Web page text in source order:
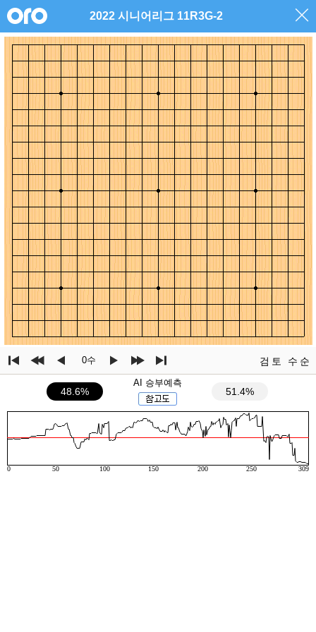
2022 시니어리그 11R3G-2
0수 검토 수순
48.6%
AI 승부예측
51.4%